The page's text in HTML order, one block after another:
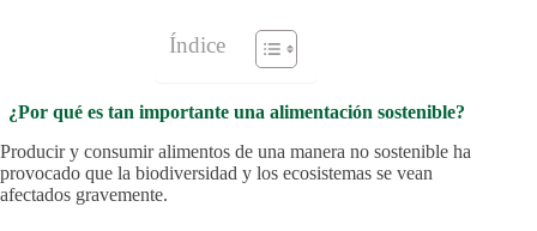
Índice
¿Por qué es tan importante una alimentación sostenible?
Producir y consumir alimentos de una manera no sostenible ha
provocado que la biodiversidad y los ecosistemas se vean
afectados gravemente.